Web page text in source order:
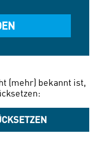
(mehr) bekannt ist,